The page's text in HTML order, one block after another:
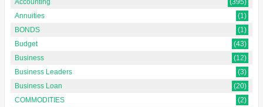
Accounting
(395)
Annuities
(1)
BONDS
(1)
Budget
(43)
Business
(12)
Business Leaders
(3)
Business Loan
(20)
COMMODITIES
(2)